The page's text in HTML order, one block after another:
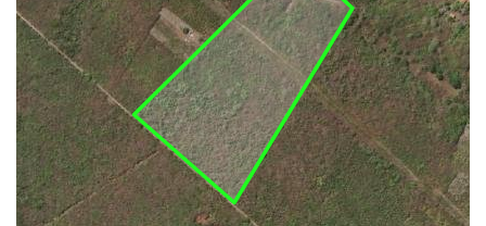
UC Estaduais
UC
Municipais
Hidrografia
1:1.000.000
(ANA)
Biomas
(IBGE)